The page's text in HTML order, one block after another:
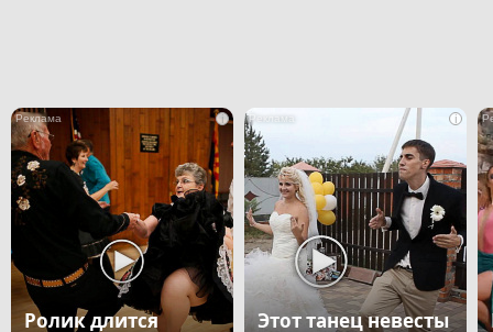
i
Ролик длится
i
Этот танец невесты